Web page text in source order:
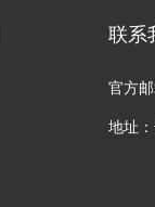
联系
官方
地址